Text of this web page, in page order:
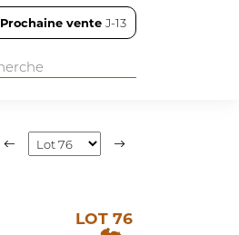
Prochaine vente J-13
LOT 76